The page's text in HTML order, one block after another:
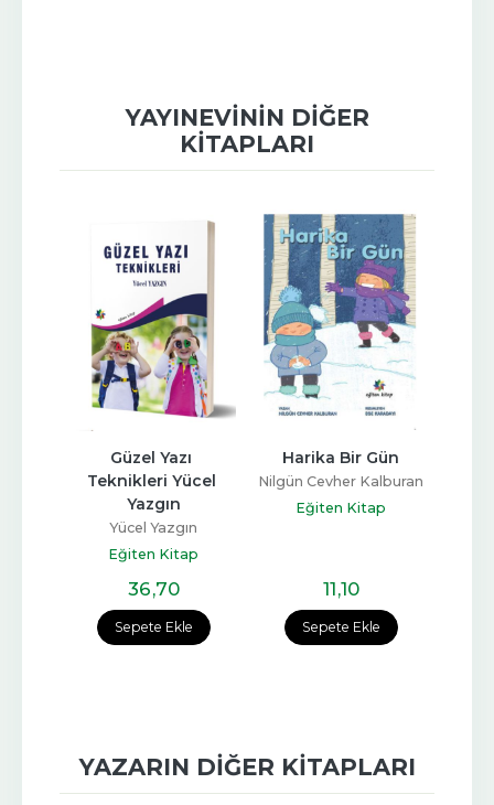
YAYINEVININ DIĞER
KITAPLARI
Sepete Ekle
Güzel Yazı
Teknikleri Yücel
Yazgın
Yücel Yazgın
Eğiten Kitap
36,70
Sepete Ekle
Harika Bir Gün
Nilgün Cevher Kalburan
Eğiten Kitap
11,10
YAZARIN DIĞER KITAPLARI